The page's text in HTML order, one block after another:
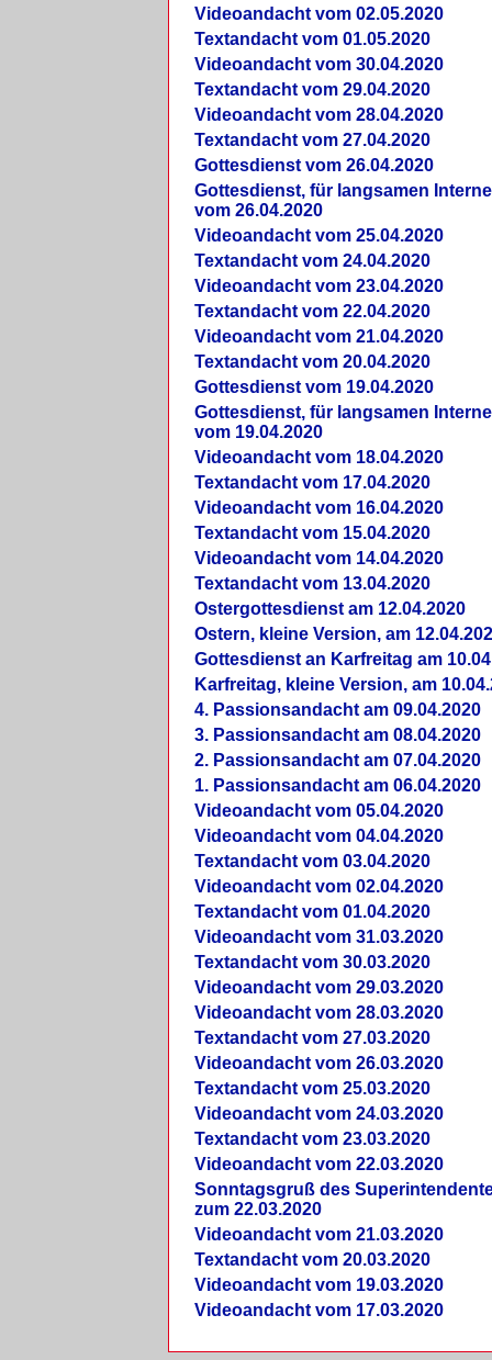
Videoandacht vom 02.05.2020
Textandacht vom 01.05.2020
Videoandacht vom 30.04.2020
Textandacht vom 29.04.2020
Videoandacht vom 28.04.2020
Textandacht vom 27.04.2020
Gottesdienst vom 26.04.2020
Gottesdienst, für langsamen
vom 26.04.2020
Videoandacht vom 25.04.2020
Textandacht vom 24.04.2020
Videoandacht vom 23.04.2020
Textandacht vom 22.04.2020
Videoandacht vom 21.04.2020
Textandacht vom 20.04.2020
Gottesdienst vom 19.04.2020
Gottesdienst, für langsamen
vom 19.04.2020
Videoandacht vom 18.04.2020
Textandacht vom 17.04.2020
Videoandacht vom 16.04.2020
Textandacht vom 15.04.2020
Videoandacht vom 14.04.2020
Textandacht vom 13.04.2020
Ostergottesdienst am 12.04.2020
Ostern, kleine Version, am
Gottesdienst an Karfreitag am
Karfreitag, kleine Version, am
4. Passionsandacht am 09.04.2020
3. Passionsandacht am 08.04.2020
2. Passionsandacht am 07.04.2020
1. Passionsandacht am 06.04.2020
Videoandacht vom 05.04.2020
Videoandacht vom 04.04.2020
Textandacht vom 03.04.2020
Videoandacht vom 02.04.2020
Textandacht vom 01.04.2020
Videoandacht vom 31.03.2020
Textandacht vom 30.03.2020
Videoandacht vom 29.03.2020
Videoandacht vom 28.03.2020
Textandacht vom 27.03.2020
Videoandacht vom 26.03.2020
Textandacht vom 25.03.2020
Videoandacht vom 24.03.2020
Textandacht vom 23.03.2020
Videoandacht vom 22.03.2020
Sonntagsgruß des
zum 22.03.2020
Videoandacht vom 21.03.2020
Textandacht vom 20.03.2020
Videoandacht vom 19.03.2020
Videoandacht vom 17.03.2020